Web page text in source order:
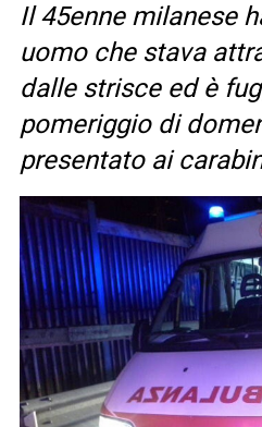
Il 45enne milanese
uomo che stava
dalle strisce ed è
pomeriggio di
presentato ai